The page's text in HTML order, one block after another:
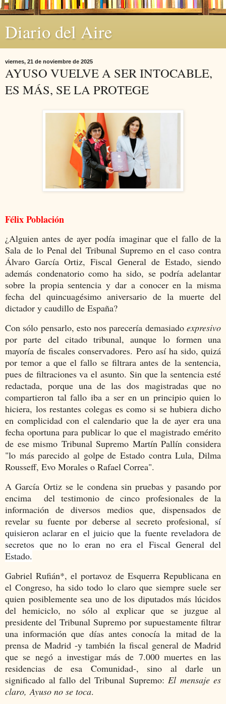
Diario del Aire
viernes, 21 de noviembre de 2025
AYUSO VUELVE A SER INTOCABLE,
ES MÁS, SE LA PROTEGE
Félix Población
¿Alguien antes de ayer podía imaginar que el fallo de la
Sala de lo Penal del Tribunal Supremo en el caso contra
Álvaro García Ortiz, Fiscal General de Estado, siendo
además condenatorio como ha sido, se podría adelantar
sobre la propia sentencia y dar a conocer en la misma
fecha del quincuagésimo aniversario de la muerte del
dictador y caudillo de España?
Con sólo pensarlo, esto nos parecería demasiado expresivo
por parte del citado tribunal, aunque lo formen una
mayoría de fiscales conservadores. Pero así ha sido, quizá
por temor a que el fallo se filtrara antes de la sentencia,
pues de filtraciones va el asunto. Sin que la sentencia esté
redactada, porque una de las dos magistradas que no
compartieron tal fallo iba a ser en un principio quien lo
hiciera, los restantes colegas es como si se hubiera dicho
en complicidad con el calendario que la de ayer era una
fecha oportuna para publicar lo que el magistrado emérito
de ese mismo Tribunal Supremo Martín Pallín considera
"lo más parecido al golpe de Estado contra Lula, Dilma
Rousseff, Evo Morales o Rafael Correa".
A García Ortiz se le condena sin pruebas y pasando por
encima del testimonio de cinco profesionales de la
información de diversos medios que, dispensados de
revelar su fuente por deberse al secreto profesional, sí
quisieron aclarar en el juicio que la fuente reveladora de
secretos que no lo eran no era el Fiscal General del
Estado.
Gabriel Rufián*, el portavoz de Esquerra Republicana en
el Congreso, ha sido todo lo claro que siempre suele ser
quien posiblemente sea uno de los diputados más lúcidos
del hemiciclo, no sólo al explicar que se juzgue al
presidente del Tribunal Supremo por supuestamente filtrar
una información que días antes conocía la mitad de la
prensa de Madrid -y también la fiscal general de Madrid
que se negó a investigar más de 7.000 muertes en las
residencias de esa Comunidad-, sino al darle un
significado al fallo del Tribunal Supremo: El mensaje es
claro, Ayuso no se toca.